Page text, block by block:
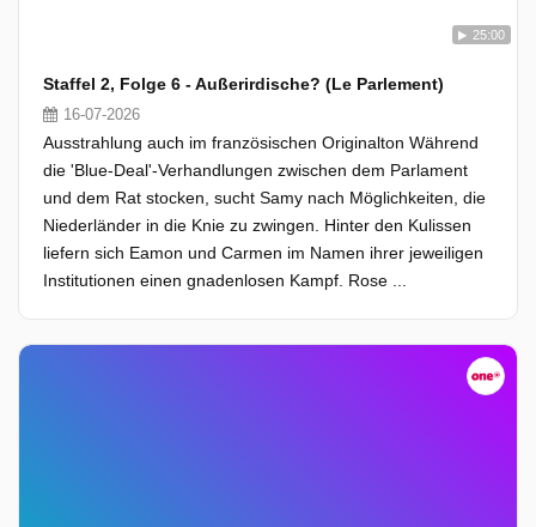
25:00
Staffel 2, Folge 6 - Außerirdische? (Le Parlement)
16-07-2026
Ausstrahlung auch im französischen Originalton Während
die 'Blue-Deal'-Verhandlungen zwischen dem Parlament
und dem Rat stocken, sucht Samy nach Möglichkeiten, die
Niederländer in die Knie zu zwingen. Hinter den Kulissen
liefern sich Eamon und Carmen im Namen ihrer jeweiligen
Institutionen einen gnadenlosen Kampf. Rose ...